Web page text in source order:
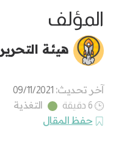
المؤلف
هيئة التحرير
آخر تحديث: 09/11/2021
6 دقيقة
التغذية
حفظ المقال